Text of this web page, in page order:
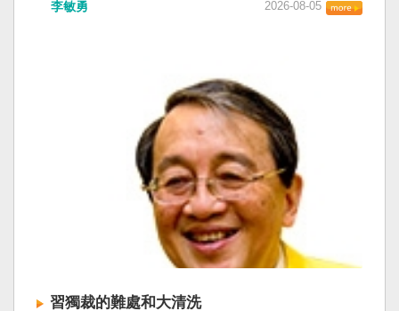
李敏勇 2026-08-05
習獨裁的難處和大清洗